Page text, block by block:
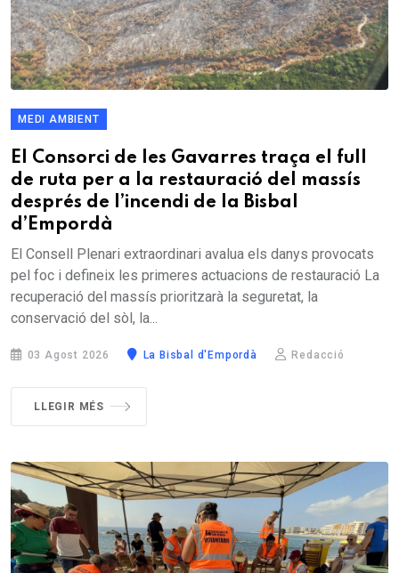
MEDI AMBIENT
El Consorci de les Gavarres traça el full
de ruta per a la restauració del massís
després de l’incendi de la Bisbal
d’Empordà
El Consell Plenari extraordinari avalua els danys provocats
pel foc i defineix les primeres actuacions de restauració La
recuperació del massís prioritzarà la seguretat, la
conservació del sòl, la...
03 Agost 2026 La Bisbal d'Empordà Redacció
LLEGIR MÉS